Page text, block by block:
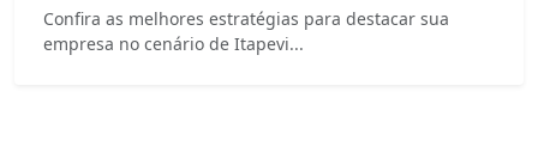
Confira as melhores estratégias para destacar sua
empresa no cenário de Itapevi...